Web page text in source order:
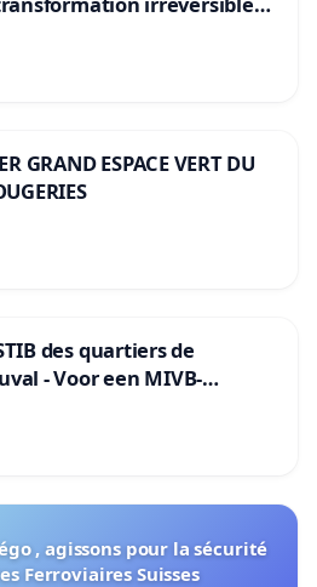
GRAND ESPACE VERT DU
des quartiers de
- Voor een MIVB-
Strombeek en Het
, agissons pour la sécurité
Ferroviaires Suisses